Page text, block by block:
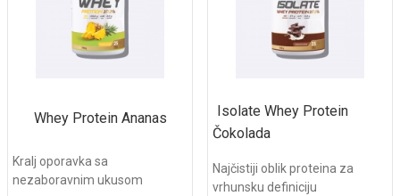
Whey Protein Ananas
Kralj oporavka sa
nezaboravnim ukusom
Isolate Whey Protein
Čokolada
Najčistiji oblik proteina za
vrhunsku definiciju